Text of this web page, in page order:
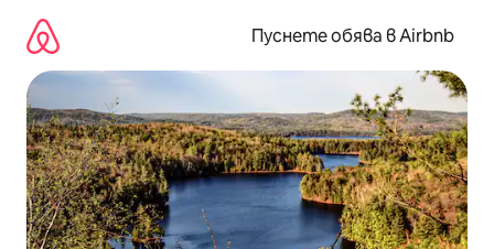
съдържанието
Пуснете обява в Airbnb